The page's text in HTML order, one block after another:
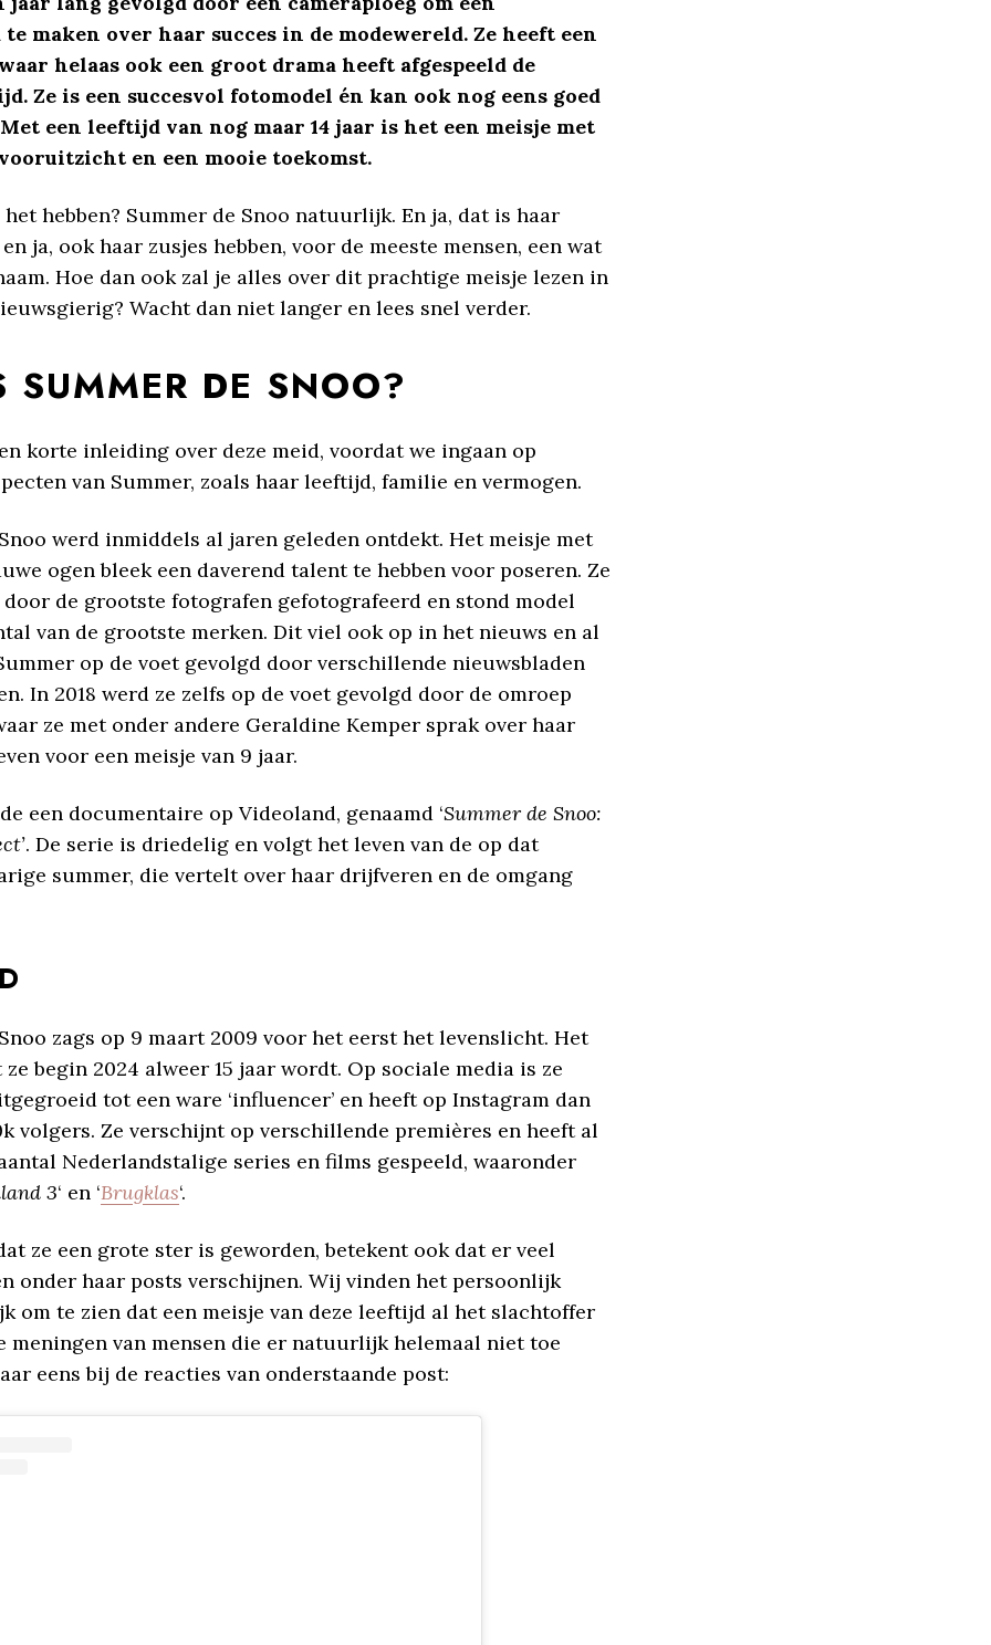
maken over haar succes in de modewereld. Ze heeft een
helaas ook een groot drama heeft afgespeeld de
Ze is een succesvol fotomodel én kan ook nog eens goed
een leeftijd van nog maar 14 jaar is het een meisje met
en een mooie toekomst.
hebben? Summer de Snoo natuurlijk. En ja, dat is haar
ja, ook haar zusjes hebben, voor de meeste mensen, een wat
Hoe dan ook zal je alles over dit prachtige meisje lezen in
Wacht dan niet langer en lees snel verder.
SUMMER DE SNOO?
korte inleiding over deze meid, voordat we ingaan op
van Summer, zoals haar leeftijd, familie en vermogen.
werd inmiddels al jaren geleden ontdekt. Het meisje met
ogen bleek een daverend talent te hebben voor poseren. Ze
de grootste fotografen gefotografeerd en stond model
van de grootste merken. Dit viel ook op in het nieuws en al
op de voet gevolgd door verschillende nieuwsbladen
In 2018 werd ze zelfs op de voet gevolgd door de omroep
ze met onder andere Geraldine Kemper sprak over haar
voor een meisje van 9 jaar.
een documentaire op Videoland, genaamd ‘Summer de Snoo:
. De serie is driedelig en volgt het leven van de op dat
summer, die vertelt over haar drijfveren en de omgang
zags op 9 maart 2009 voor het eerst het levenslicht. Het
begin 2024 alweer 15 jaar wordt. Op sociale media is ze
tot een ware ‘influencer’ en heeft op Instagram dan
volgers. Ze verschijnt op verschillende premières en heeft al
Nederlandstalige series en films gespeeld, waaronder
3‘ en ‘Brugklas‘.
ze een grote ster is geworden, betekent ook dat er veel
onder haar posts verschijnen. Wij vinden het persoonlijk
om te zien dat een meisje van deze leeftijd al het slachtoffer
meningen van mensen die er natuurlijk helemaal niet toe
eens bij de reacties van onderstaande post: